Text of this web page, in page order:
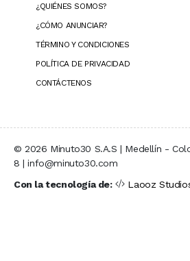
¿QUIÉNES SOMOS?
¿CÓMO ANUNCIAR?
TÉRMINO Y CONDICIONES
POLÍTICA DE PRIVACIDAD
CONTÁCTENOS
© 2026 Minuto30 S.A.S | Medellín -
8 | info@minuto30.com
Con la tecnología de:
Laooz